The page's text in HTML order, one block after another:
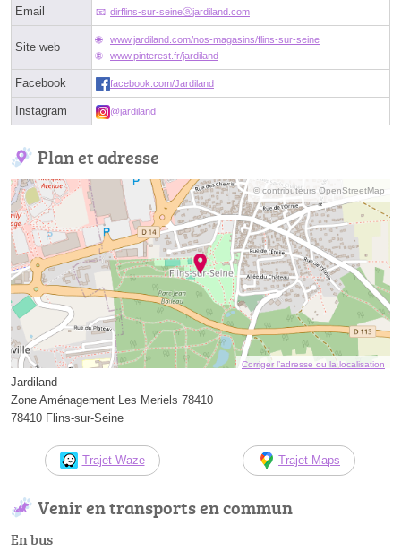
Email dirflins-sur-seineⓐjardiland.com
Site web
www.jardiland.com/nos-magasins/flins-sur-seine
www.pinterest.fr/jardiland
Facebook facebook.com/Jardiland
Instagram @jardiland
Plan et adresse
© contributeurs OpenStreetMap
Corriger l’adresse ou la localisation
Jardiland
Zone Aménagement Les Meriels 78410
78410 Flins-sur-Seine
Trajet Waze Trajet Maps
Venir en transports en commun
En bus